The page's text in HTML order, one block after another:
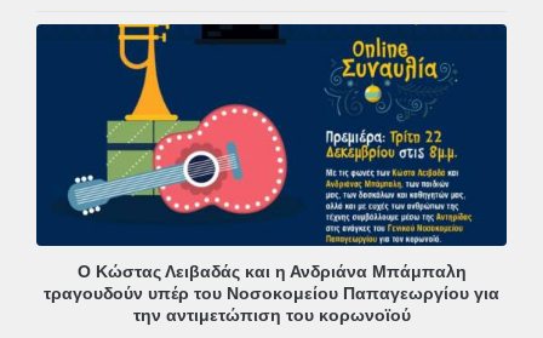
Ο Κώστας Λειβαδάς και η Ανδριάνα Μπάμπαλη
τραγουδούν υπέρ του Νοσοκομείου Παπαγεωργίου για
την αντιμετώπιση του κορωνοϊού